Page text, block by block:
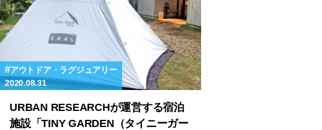
アウトドア・ラグジュアリー
2020.08.31
URBAN RESEARCHが運営する宿泊
施設「TINY GARDEN（タイニーガー